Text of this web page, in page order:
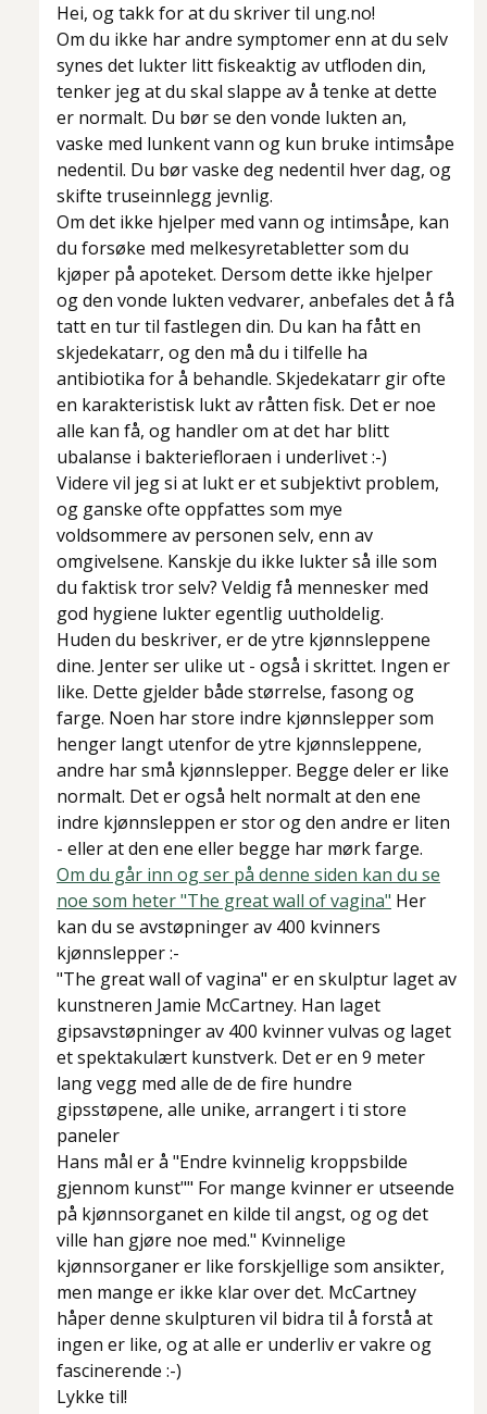
Hei, og takk for at du skriver til ung.no!
Om du ikke har andre symptomer enn at du selv
synes det lukter litt fiskeaktig av utfloden din,
tenker jeg at du skal slappe av å tenke at dette
er normalt. Du bør se den vonde lukten an,
vaske med lunkent vann og kun bruke intimsåpe
nedentil. Du bør vaske deg nedentil hver dag, og
skifte truseinnlegg jevnlig.
Om det ikke hjelper med vann og intimsåpe, kan
du forsøke med melkesyretabletter som du
kjøper på apoteket. Dersom dette ikke hjelper
og den vonde lukten vedvarer, anbefales det å få
tatt en tur til fastlegen din. Du kan ha fått en
skjedekatarr, og den må du i tilfelle ha
antibiotika for å behandle. Skjedekatarr gir ofte
en karakteristisk lukt av råtten fisk. Det er noe
alle kan få, og handler om at det har blitt
ubalanse i bakteriefloraen i underlivet :-)
Videre vil jeg si at lukt er et subjektivt problem,
og ganske ofte oppfattes som mye
voldsommere av personen selv, enn av
omgivelsene. Kanskje du ikke lukter så ille som
du faktisk tror selv? Veldig få mennesker med
god hygiene lukter egentlig uutholdelig.
Huden du beskriver, er de ytre kjønnsleppene
dine. Jenter ser ulike ut - også i skrittet. Ingen er
like. Dette gjelder både størrelse, fasong og
farge. Noen har store indre kjønnslepper som
henger langt utenfor de ytre kjønnsleppene,
andre har små kjønnslepper. Begge deler er like
normalt. Det er også helt normalt at den ene
indre kjønnsleppen er stor og den andre er liten
- eller at den ene eller begge har mørk farge.
Om du går inn og ser på denne siden kan du se
noe som heter "The great wall of vagina" Her
kan du se avstøpninger av 400 kvinners
kjønnslepper :-
"The great wall of vagina" er en skulptur laget av
kunstneren Jamie McCartney. Han laget
gipsavstøpninger av 400 kvinner vulvas og laget
et spektakulært kunstverk. Det er en 9 meter
lang vegg med alle de de fire hundre
gipsstøpene, alle unike, arrangert i ti store
paneler
Hans mål er å "Endre kvinnelig kroppsbilde
gjennom kunst"" For mange kvinner er utseende
på kjønnsorganet en kilde til angst, og og det
ville han gjøre noe med." Kvinnelige
kjønnsorganer er like forskjellige som ansikter,
men mange er ikke klar over det. McCartney
håper denne skulpturen vil bidra til å forstå at
ingen er like, og at alle er underliv er vakre og
fascinerende :-)
Lykke til!